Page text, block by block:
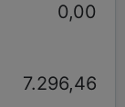
0,00
7.296,46